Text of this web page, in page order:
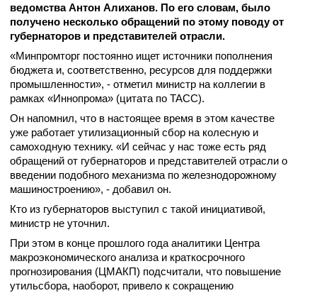
ведомства Антон Алиханов. По его словам, было
получено несколько обращений по этому поводу от
губернаторов и представителей отрасли.
«Минпромторг постоянно ищет источники пополнения
бюджета и, соответственно, ресурсов для поддержки
промышленности», - отметил министр на коллегии в
рамках «Иннопрома» (цитата по ТАСС).
Он напомнил, что в настоящее время в этом качестве
уже работает утилизационный сбор на колесную и
самоходную технику. «И сейчас у нас тоже есть ряд
обращений от губернаторов и представителей отрасли о
введении подобного механизма по железнодорожному
машиностроению», - добавил он.
Кто из губернаторов выступил с такой инициативой,
министр не уточнил.
При этом в конце прошлого года аналитики Центра
макроэкономического анализа и краткосрочного
прогнозирования (ЦМАКП) подсчитали, что повышение
утильсбора, наоборот, привело к сокращению